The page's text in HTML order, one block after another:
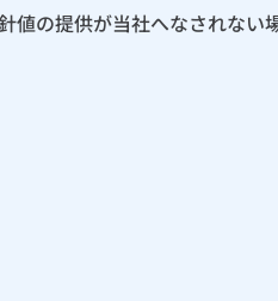
の提供が当社へなされない